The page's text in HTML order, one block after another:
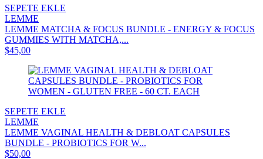
SEPETE EKLE
LEMME
LEMME MATCHA & FOCUS BUNDLE - ENERGY & FOCUS
GUMMIES WITH MATCHA,...
$45,00
SEPETE EKLE
LEMME
LEMME VAGINAL HEALTH & DEBLOAT CAPSULES
BUNDLE - PROBIOTICS FOR W...
$50,00